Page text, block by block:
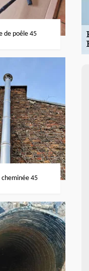
de poêle 45
cheminée 45